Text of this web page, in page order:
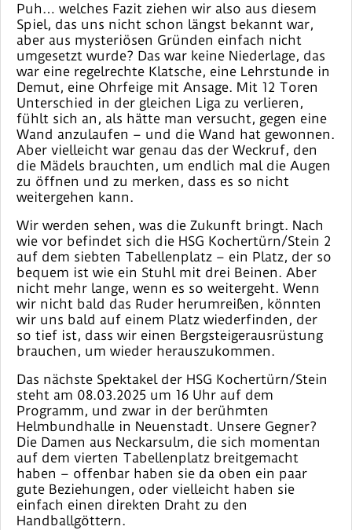
Puh… welches Fazit ziehen wir also aus diesem
Spiel, das uns nicht schon längst bekannt war,
aber aus mysteriösen Gründen einfach nicht
umgesetzt wurde? Das war keine Niederlage, das
war eine regelrechte Klatsche, eine Lehrstunde in
Demut, eine Ohrfeige mit Ansage. Mit 12 Toren
Unterschied in der gleichen Liga zu verlieren,
fühlt sich an, als hätte man versucht, gegen eine
Wand anzulaufen – und die Wand hat gewonnen.
Aber vielleicht war genau das der Weckruf, den
die Mädels brauchten, um endlich mal die Augen
zu öffnen und zu merken, dass es so nicht
weitergehen kann.
Wir werden sehen, was die Zukunft bringt. Nach
wie vor befindet sich die HSG Kochertürn/Stein 2
auf dem siebten Tabellenplatz – ein Platz, der so
bequem ist wie ein Stuhl mit drei Beinen. Aber
nicht mehr lange, wenn es so weitergeht. Wenn
wir nicht bald das Ruder herumreißen, könnten
wir uns bald auf einem Platz wiederfinden, der
so tief ist, dass wir einen Bergsteigerausrüstung
brauchen, um wieder herauszukommen.
Das nächste Spektakel der HSG Kochertürn/Stein
steht am 08.03.2025 um 16 Uhr auf dem
Programm, und zwar in der berühmten
Helmbundhalle in Neuenstadt. Unsere Gegner?
Die Damen aus Neckarsulm, die sich momentan
auf dem vierten Tabellenplatz breitgemacht
haben – offenbar haben sie da oben ein paar
gute Beziehungen, oder vielleicht haben sie
einfach einen direkten Draht zu den
Handballgöttern.